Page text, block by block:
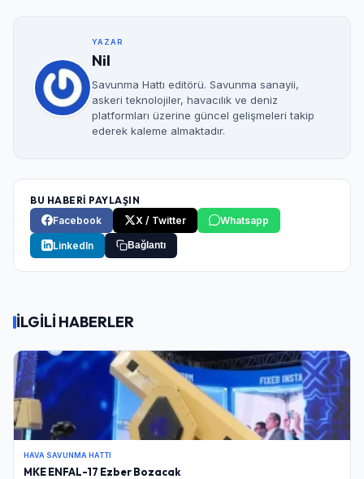
YAZAR
Nil
Savunma Hattı editörü. Savunma sanayii,
askeri teknolojiler, havacılık ve deniz
platformları üzerine güncel gelişmeleri takip
ederek kaleme almaktadır.
BU HABERİ PAYLAŞIN
Facebook
X / Twitter Whatsapp
LinkedIn Bağlantı
İLGİLİ HABERLER
HAVA SAVUNMA HATTI
MKE ENFAL-17 Ezber Bozacak